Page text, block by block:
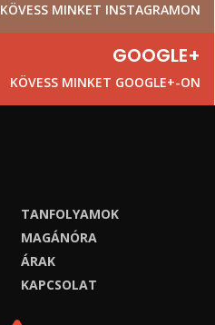
KÖVESS MINKET INSTAGRAMON
GOOGLE+
KÖVESS MINKET GOOGLE+-ON
TANFOLYAMOK
MAGÁNÓRA
ÁRAK
KAPCSOLAT